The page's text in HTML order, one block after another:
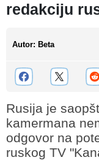
redakciju
Autor: Beta
Rusija je
kamermana
odgovor na
ruskog TV